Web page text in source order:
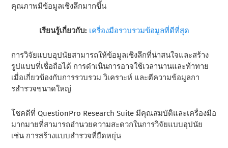
คุณภาพมีข้อมูลเชิงลึกมากขึ้น
เรียนรู้เกี่ยวกับ: เครื่องมือรวบรวมข้อมูลที่ดีที่สุด
การวิจัยแบบอุปนัยสามารถให้ข้อมูลเชิงลึกที่น่าสนใจและสร้าง
รูปแบบที่เชื่อถือได้ การดําเนินการอาจใช้เวลานานและท้าทาย
เมื่อเกี่ยวข้องกับการรวบรวม วิเคราะห์ และตีความข้อมูลกา
รสํารวจขนาดใหญ่
โชคดีที่ QuestionPro Research Suite มีคุณสมบัติและเครื่องมือ
มากมายที่สามารถอํานวยความสะดวกในการวิจัยแบบอุปนัย
เช่น การสร้างแบบสํารวจที่ยืดหยุ่น